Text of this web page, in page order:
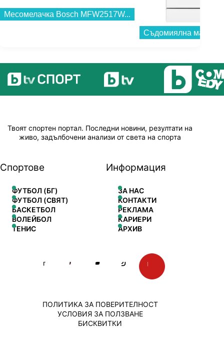
Месомелачка Bosch MFW2517W...
Твоят спортен портал. Последни новини, резултати на
живо, задълбочени анализи от света на спорта
Спортове
ФУТБОЛ (БГ)
ФУТБОЛ (СВЯТ)
БАСКЕТБОЛ
ВОЛЕЙБОЛ
ТЕНИС
Информация
ЗА НАС
КОНТАКТИ
РЕКЛАМА
КАРИЕРИ
АРХИВ
ПОЛИТИКА ЗА ПОВЕРИТЕЛНОСТ
УСЛОВИЯ ЗА ПОЛЗВАНЕ
БИСКВИТКИ